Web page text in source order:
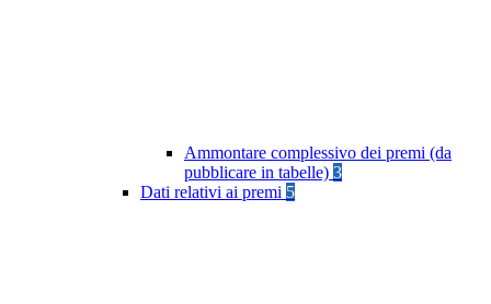
Ammontare complessivo dei premi (da
pubblicare in tabelle) 3
Dati relativi ai premi 5